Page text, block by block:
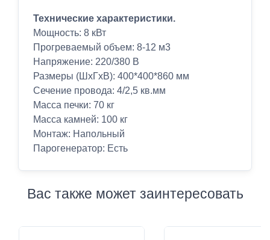
Технические характеристики.
Мощность: 8 кВт
Прогреваемый объем: 8-12 м3
Напряжение: 220/380 В
Размеры (ШхГхВ): 400*400*860 мм
Сечение провода: 4/2,5 кв.мм
Масса печки: 70 кг
Масса камней: 100 кг
Монтаж: Напольный
Парогенератор: Есть
Вас также может заинтересовать